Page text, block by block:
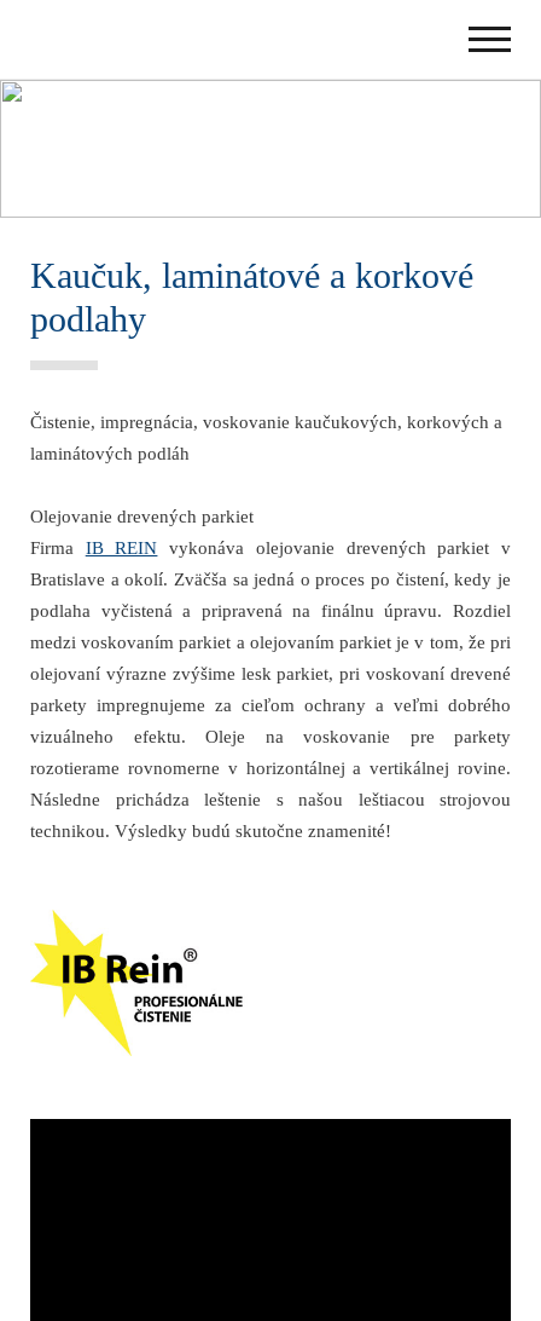
Kaučuk, laminátové a korkové
podlahy
Čistenie, impregnácia, voskovanie kaučukových, korkových a
laminátových podláh
Olejovanie drevených parkiet
Firma IB REIN vykonáva olejovanie drevených parkiet v
Bratislave a okolí. Zväčša sa jedná o proces po čistení, kedy je
podlaha vyčistená a pripravená na finálnu úpravu. Rozdiel
medzi voskovaním parkiet a olejovaním parkiet je v tom, že pri
olejovaní výrazne zvýšime lesk parkiet, pri voskovaní drevené
parkety impregnujeme za cieľom ochrany a veľmi dobrého
vizuálneho efektu. Oleje na voskovanie pre parkety
rozotierame rovnomerne v horizontálnej a vertikálnej rovine.
Následne prichádza leštenie s našou leštiacou strojovou
technikou. Výsledky budú skutočne znamenité!